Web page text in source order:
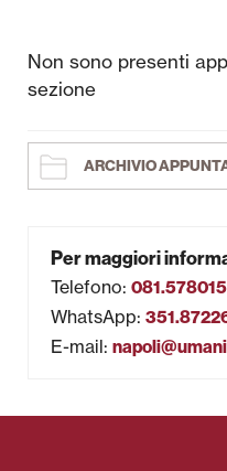
Per maggiori
Telefono:
WhatsApp:
E-mail:
ARCHIVIO
Non sono presenti
sezione
Corsi Humaniter
Cultura
Attività per le scuole
Formazione